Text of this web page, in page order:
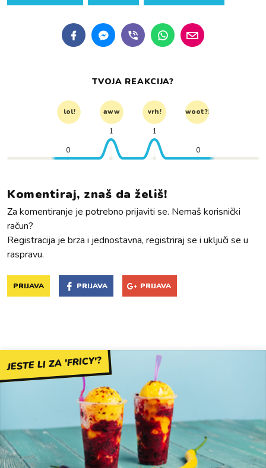
TVOJA REAKCIJA?
lol! aww vrh! woot?!
0
1 1
0
Komentiraj, znaš da želiš!
Za komentiranje je potrebno prijaviti se. Nemaš korisnički
račun?
Registracija je brza i jednostavna, registriraj se i uključi se u
raspravu.
PRIJAVA PRIJAVA PRIJAVA
JESTE LI ZA 'FRICY'?